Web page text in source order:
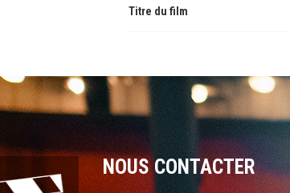
Titre du film
NOUS CONTACTER